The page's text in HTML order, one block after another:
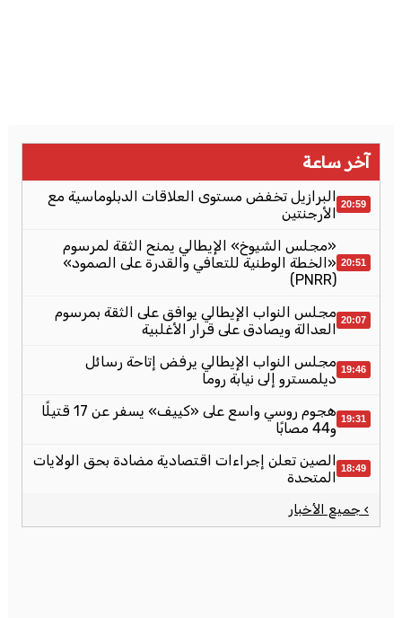
آخر ساعة
20:59 البرازيل تخفض مستوى العلاقات الدبلوماسية مع
الأرجنتين
20:51
«مجلس الشيوخ» الإيطالي يمنح الثقة لمرسوم
«الخطة الوطنية للتعافي والقدرة على الصمود»
(PNRR)
20:07 مجلس النواب الإيطالي يوافق على الثقة بمرسوم
العدالة ويصادق على قرار الأغلبية
19:46 مجلس النواب الإيطالي يرفض إتاحة رسائل
ديلمسترو إلى نيابة روما
19:31
هجوم روسي واسع على «كييف» يسفر عن 17 قتيلًا
و44 مصابًا
18:49 الصين تعلن إجراءات اقتصادية مضادة بحق الولايات
المتحدة
› جميع الأخبار